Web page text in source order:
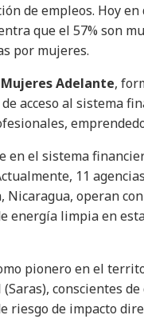
de empleos. Hoy en
que el 57% son
por mujeres.
Adelante,
acceso al sistema
en el sistema
11
Nicaragua, operan
energía limpia en
pionero en el
conscientes
riesgo de impacto